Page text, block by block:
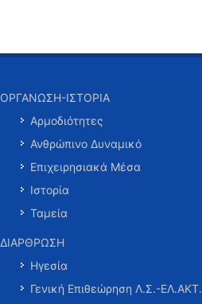
ΟΡΓΑΝΩΣΗ-ΙΣΤΟΡΙΑ
Αρμοδιότητες
Ανθρώπινο Δυναμικό
Επιχειρησιακά Μέσα
Ιστορία
Ταμεία
ΔΙΑΡΘΡΩΣΗ
Ηγεσία
Γενική Επιθεώρηση Λ.Σ.-ΕΛ.ΑΚΤ.